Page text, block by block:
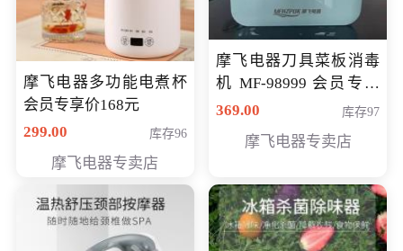
摩飞电器多功能电煮杯
会员专享价168元
299.00
库存96
摩飞电器专卖店
摩飞电器刀具菜板消毒
机 MF-98999 会员专享
价286元
369.00 库存97
摩飞电器专卖店